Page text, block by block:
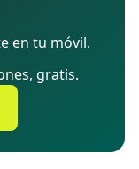
en tu móvil.
gratis.